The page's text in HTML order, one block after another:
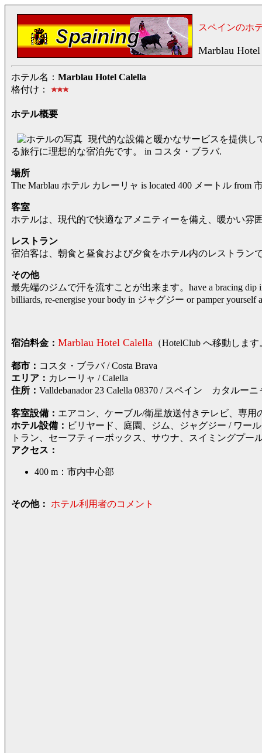
スペインのホ
Marblau
ホテル名： Marblau Hotel Calella
格付け：
ホテル概要
現代的な設備と暖かなサービスを提供
る旅行に理想的な宿泊先です。 in コスタ・ブラバ.
場所
The Marblau ホテル カレーリャ is located 400 メートル from
客室
ホテルは、現代的で快適なアメニティーを備え、暖かい雰
レストラン
宿泊客は、朝食と昼食および夕食をホテル内のレストラン
その他
最先端のジムで汗を流すことが出来ます。have a bracing dip
billiards, re-energise your body in ジャグジー or pamper
宿泊料金： Marblau Hotel Calella （HotelClub へ移動しま
都市： コスタ・ブラバ / Costa Brava
エリア： カレーリャ / Calella
住所： Valldebanador 23 Calella 08370 / スペイン カタル
客室設備： エアコン、ケーブル/衛星放送付きテレビ、専用
ホテル設備： ビリヤード、庭園、ジム、ジャグジー / ワー
トラン、セーフティーボックス、サウナ、スイミングプー
アクセス：
400 m：市内中心部
その他： ホテル利用者のコメント